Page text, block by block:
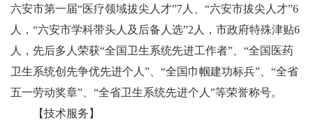
六安市第一届“医疗领域拔尖人才”7人、“六安市拔尖人才”6
人，“六安市学科带头人及后备人选”2人，市政府特殊津贴6
人，先后多人荣获“全国卫生系统先进工作者”、“全国医药
卫生系统创先争优先进个人”、“全国巾帼建功标兵”、“全省
五一劳动奖章”、“全省卫生系统先进个人”等荣誉称号。
【技术服务】